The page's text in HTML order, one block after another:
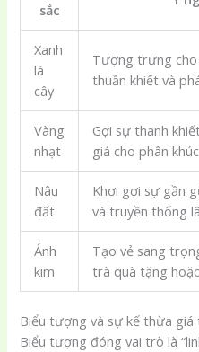
sắc
Xanh
lá
cây
Tượng trưng
thuần khiết và
Vàng
nhạt
Gợi sự thanh
giá cho phân
Nâu
đất
Khơi gợi sự gần
và truyền thống
Ánh
kim
Tạo vẻ sang
trà quà tặng
Biểu tượng và sự kế thừa giá
Biểu tượng đóng vai trò là